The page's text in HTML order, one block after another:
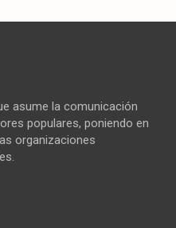
asume la comunicación
populares, poniendo en
organizaciones